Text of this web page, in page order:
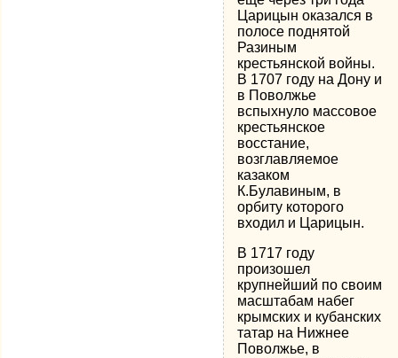
Царицын оказался в
полосе поднятой
Разиным
крестьянской войны.
В 1707 году на Дону и
в Поволжье
вспыхнуло массовое
крестьянское
восстание,
возглавляемое
казаком
К.Булавиным, в
орбиту которого
входил и Царицын.
В 1717 году
произошел
крупнейший по своим
масштабам набег
крымских и кубанских
татар на Нижнее
Поволжье, в